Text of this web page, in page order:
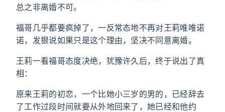
总之非离婚不可。
福哥几乎都要疯掉了，一反常态地不再对王莉唯唯诺
诺，发狠说如果只是这个理由，坚决不同意离婚。
王莉一看福哥态度决绝，犹豫许久后，终于说出了真
相：
原来王莉的初恋，一个比她小三岁的男的，已经辞去
了工作过段时间就要从外地回来了，她已经和他约